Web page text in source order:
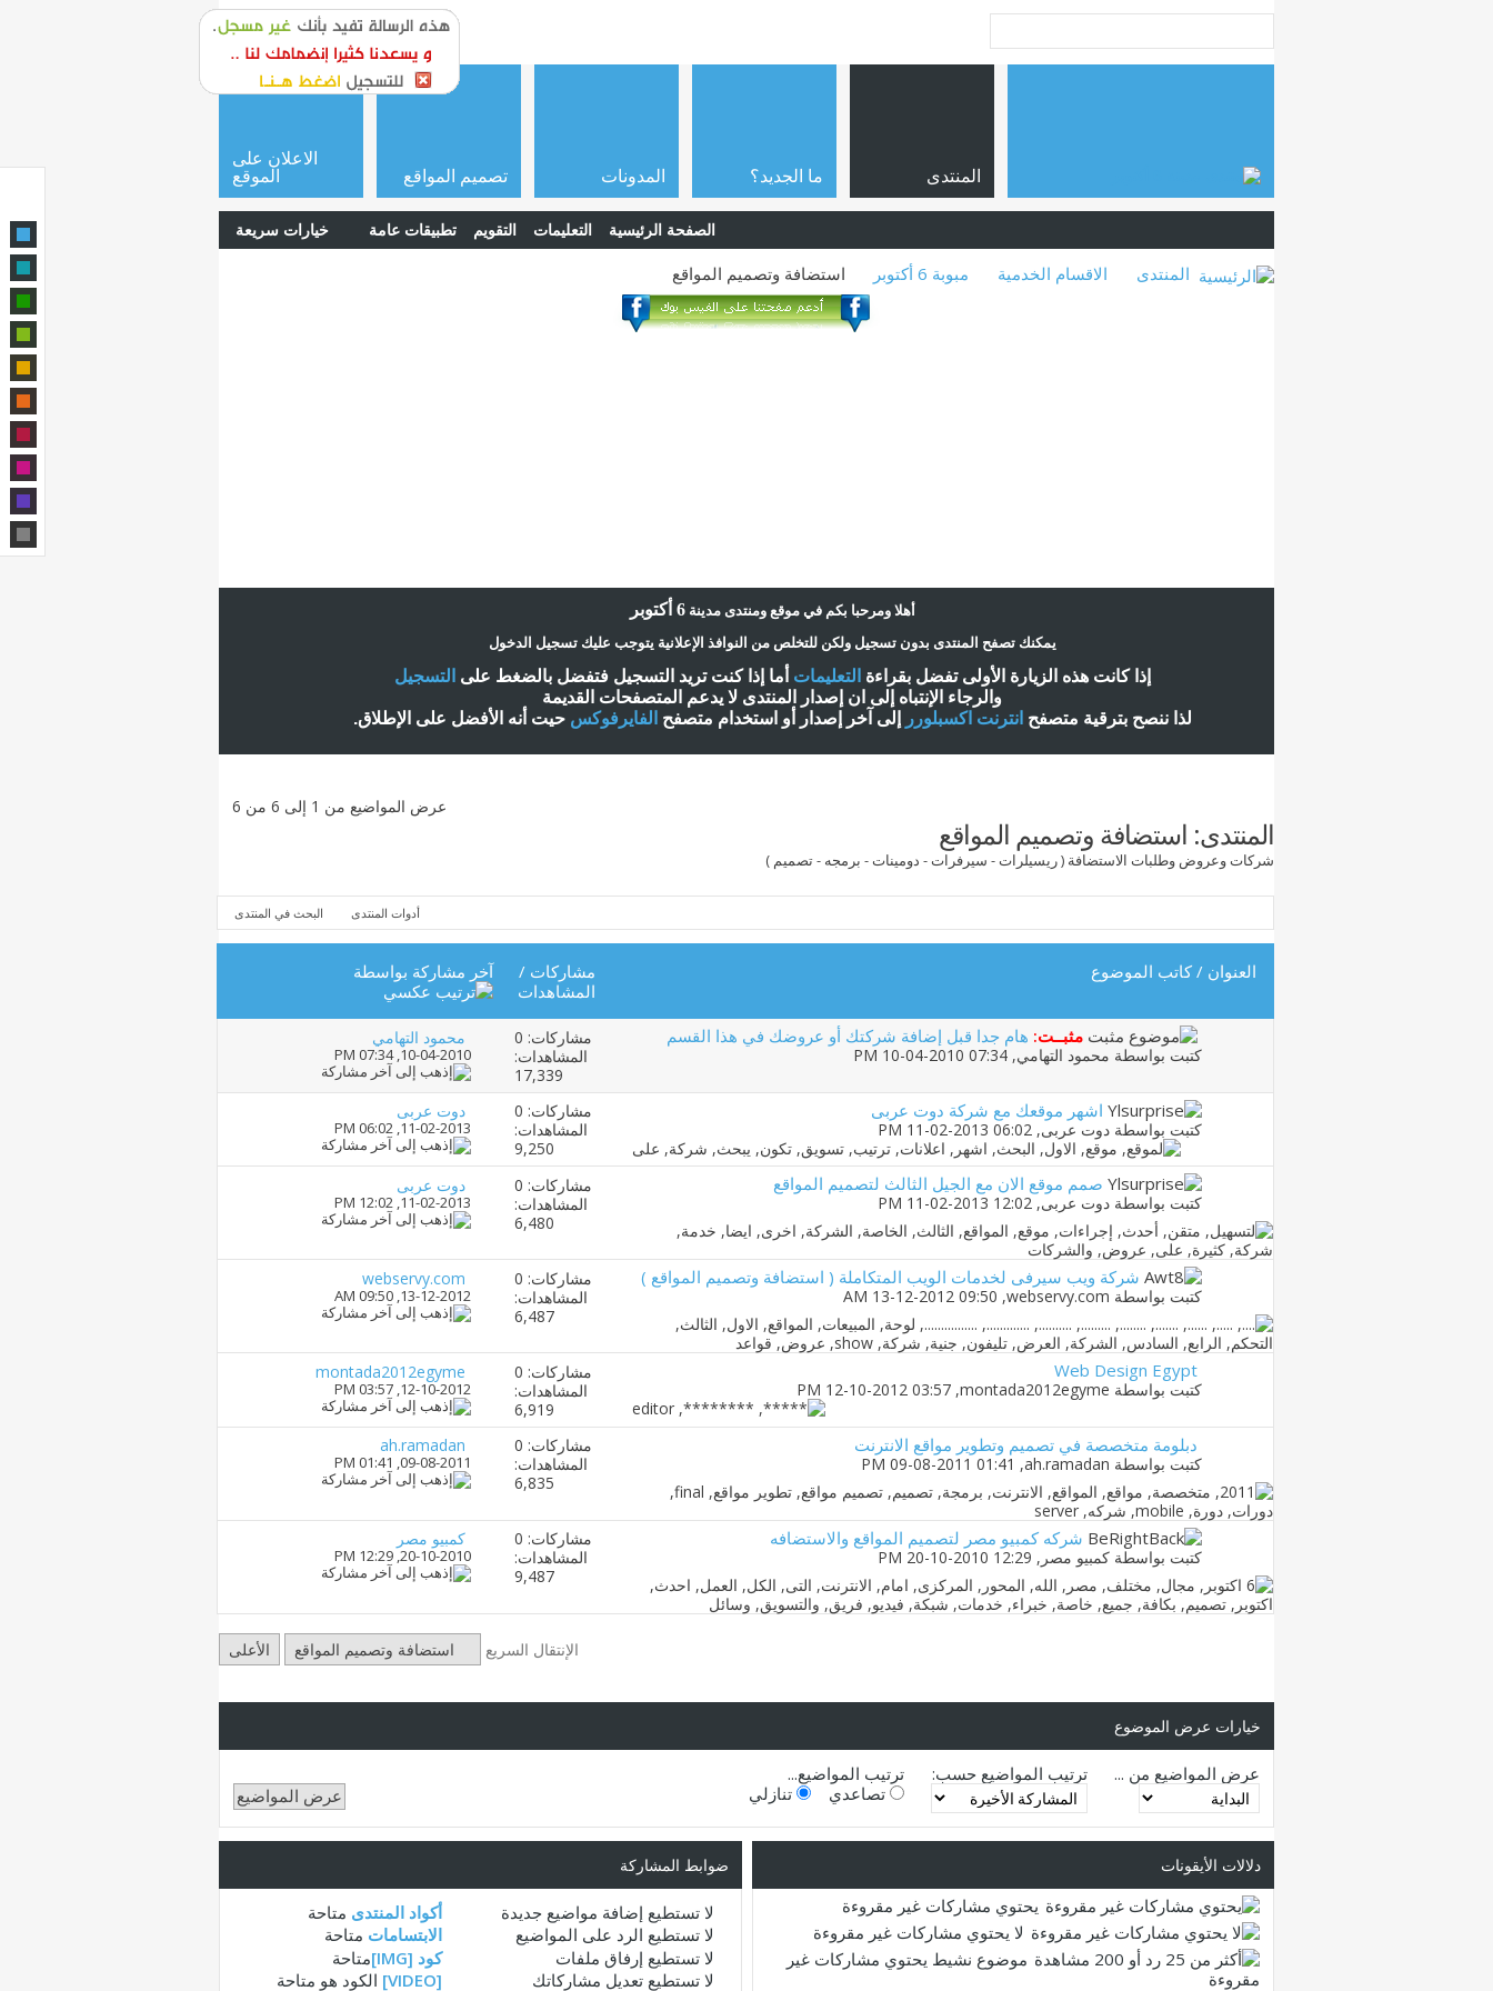
or login
المنتدى
الصفحة الرئيسية التعليمات التقويم تطبيقات عامة خيارات سريعة
ما الجديد؟ المدونات تصميم المواقع
الاعلان على
الموقع
المنتدى الاقسام الخدمية مبوبة 6 أكتوبر استضافة وتصميم المواقع
أهلا ومرحبا بكم في موقع ومنتدى مدينة6 أكتوبر
يمكنك تصفح المنتدى بدون تسجيل ولكن للتخلص من النوافذ الإعلانية يتوجب عليك تسجيل الدخول
إذا كانت هذه الزيارة الأولى تفضل بقراءة التعليمات ما إذا كنت تريد التسجيل فتفضل بالضغط على التسجيل
والرجاء الإنتباه إلى ان إصدار المنتدى لا يدعم المتصفحات القديمة
لذا ننصح بترقية متصفح انترنت اكسبلورر إلى آخر إصدار أو استخدام متصفح الفايرفوكس حيت أنه الأفضل على الإطلاق.
عرض المواضيع من 1 إلى 6 من 6
المنتدى: استضافة وتصميم المواقع
شركات وعروض وطلبات الاستضافة ( ريسيلرات - سيرفرات - دومينات - برمجه - تصميم )
أدوات المنتدى البحث في المنتدى
العنوان /كاتب الموضوع مشاركات /
المشاهدات
آخر مشاركة بواسطة
مثبــت: هام جدا قبل إضافة شركتك أو عروضك في هذا القسم
كتبت بواسطة محمود التهامي‏, 10-04-2010 07:34 PM
مشاركات: 0
المشاهدات:
17,339
محمود التهامي
10-04-2010,
07:34 PM
اشهر موقعك مع شركة دوت عربى
كتبت بواسطة دوت عربى‏, 11-02-2013 06:02 PM
مشاركات: 0
المشاهدات:
9,250
دوت عربى
11-02-2013,
06:02 PM
صمم موقع الان مع الجيل الثالث لتصميم المواقع
كتبت بواسطة دوت عربى‏, 11-02-2013 12:02 PM
مشاركات: 0
المشاهدات:
6,480
دوت عربى
11-02-2013,
12:02 PM
شركة ويب سيرفى لخدمات الويب المتكاملة ( استضافة وتصميم المواقع )
كتبت بواسطة webservy.com
‏, 13-12-2012 09:50 AM
مشاركات: 0
المشاهدات:
6,487
webservy.com
13-12-2012,
09:50 AM
Web Design Egypt
كتبت بواسطة montada2012egyme
‏, 12-10-2012 03:57 PM
مشاركات: 0
المشاهدات:
6,919
montada2012egyme
12-10-2012,
03:57 PM
دبلومة متخصصة في تصميم وتطوير مواقع الانترنت
كتبت بواسطة ah.ramadan
‏, 09-08-2011 01:41 PM
مشاركات: 0
المشاهدات:
6,835
ah.ramadan
09-08-2011,
01:41 PM
شركه كمبيو مصر لتصميم المواقع والاستضافه
كتبت بواسطة كمبيو مصر ‏, 20-10-2010 12:29 PM
مشاركات: 0
المشاهدات:
9,487
كمبيو مصر
20-10-2010,
12:29 PM
الإنتقال السريع استضافة وتصميم المواقع الأعلى
خيارات عرض الموضوع
عرض المواضيع من ... ترتيب المواضيع حسب:
ترتيب المواضيع...
تصاعدي
تنازلي
دلالات الأيقونات
يحتوي مشاركات غير مقروءة
لا يحتوي مشاركات غير مقروءة
موضوع نشيط يحتوي مشاركات غير
مقروءة
ضوابط المشاركة
لا تستطيع إضافة مواضيع جديدة
لا تستطيع الرد على المواضيع
لا تستطيع إرفاق ملفات
لا تستطيع تعديل مشاركاتك
أكواد المنتدى متاحة
الابتسامات متاحة
كود [IMG]
متاحة
[VIDEO]
الكود هو متاحة